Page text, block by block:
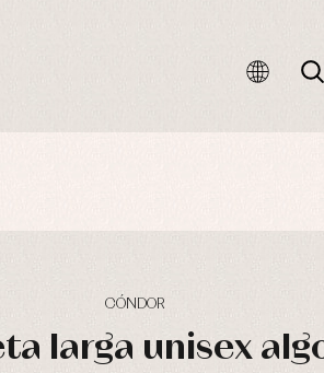
CÓNDOR
larga unisex